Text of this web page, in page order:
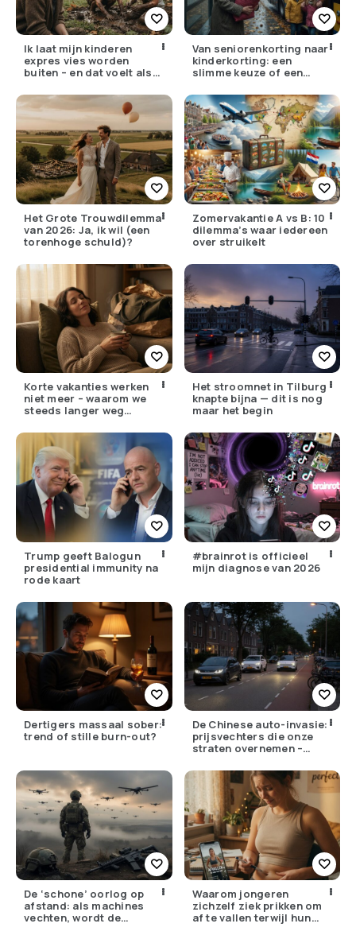
Ik laat mijn kinderen
expres vies worden
buiten – en dat voelt als
Van seniorenkorting naar
kinderkorting: een
slimme keuze of een
Het Grote Trouwdilemma
van 2026: Ja, ik wil (een
torenhoge schuld)?
Zomervakantie A vs B: 10
dilemma’s waar iedereen
over struikelt
Korte vakanties werken
niet meer – waarom we
steeds langer weg
Het stroomnet in Tilburg
knapte bijna — dit is nog
maar het begin
Trump geeft Balogun
presidential immunity na
rode kaart
#brainrot is officieel
mijn diagnose van 2026
Dertigers massaal sober:
trend of stille burn-out?
De Chinese auto-invasie:
prijsvechters die onze
straten overnemen –
écht?
De ‘schone’ oorlog op
afstand: als machines
vechten, wordt de
Waarom jongeren
zichzelf ziek prikken om
af te vallen terwijl hun